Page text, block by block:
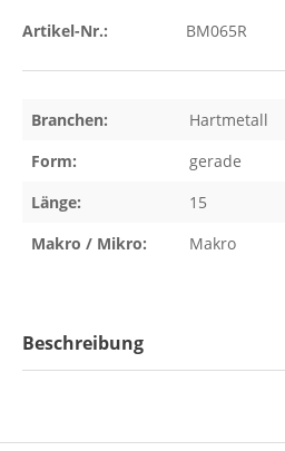
Artikel-Nr.: BM065R
Branchen:
Hartmetall
Form:
gerade
Länge:
15
Makro / Mikro:
Makro
Beschreibung